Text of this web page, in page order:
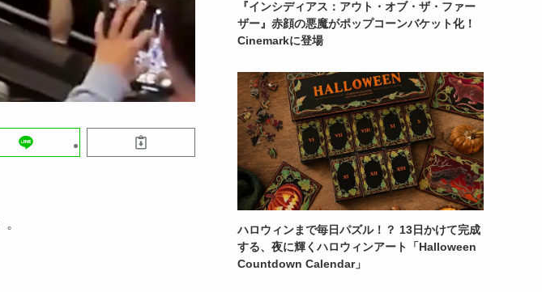
。
『インシディアス：アウト・オブ・ザ・ファー
ザー』赤顔の悪魔がポップコーンバケット化！
Cinemarkに登場
ハロウィンまで毎日パズル！？ 13日かけて完成
する、夜に輝くハロウィンアート「Halloween
Countdown Calendar」